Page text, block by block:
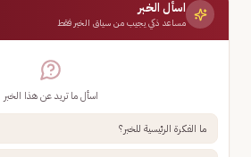
اسأل الخبر
مساعد ذكي يجيب من سياق الخبر فقط
اسأل ما تريد عن هذا الخبر
ما الفكرة الرئيسية للخبر؟